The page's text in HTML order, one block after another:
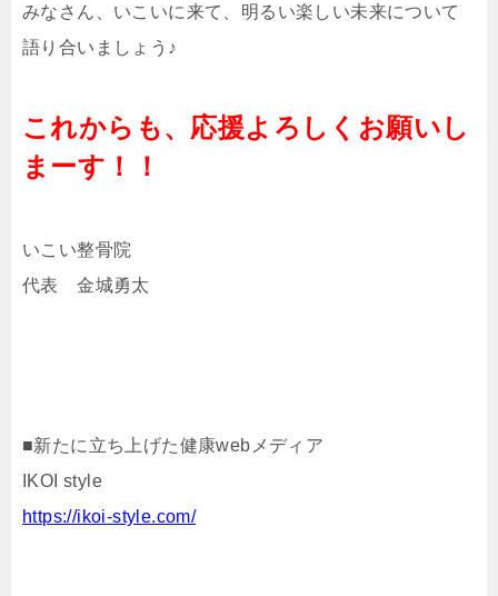
みなさん、いこいに来て、明るい楽しい未来について
語り合いましょう♪
これからも、応援よろしくお願いし
まーす！！
いこい整骨院
代表 金城勇太
■新たに立ち上げた健康web メディア
IKOI style
https://ikoi-style.com/